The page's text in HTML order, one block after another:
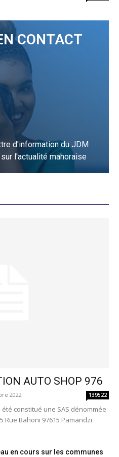
CONTACT
d'information du JDM
l'actualité mahoraise
AUTO SHOP 976
2022 139522
été constitué une SAS dénommée
Rue Bahoni 97615 Pamandzi
en cours sur les communes